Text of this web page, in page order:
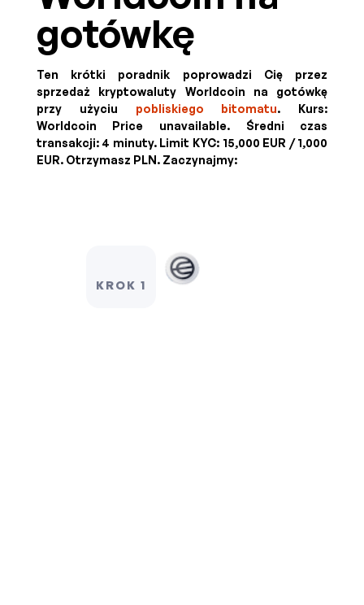
gotówkę
Ten krótki poradnik poprowadzi Cię przez
sprzedaż kryptowaluty Worldcoin na gotówkę
przy użyciu pobliskiego bitomatu. Kurs:
Worldcoin Price unavailable. Średni czas
transakcji: 4 minuty. Limit KYC: 15,000 EUR / 1,000
EUR. Otrzymasz PLN. Zaczynajmy:
KROK 1